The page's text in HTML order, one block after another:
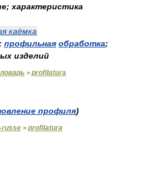
характеристика
каёмка
профильная обработка;
изделий
>profilatura
профиля)
russe >profilatura